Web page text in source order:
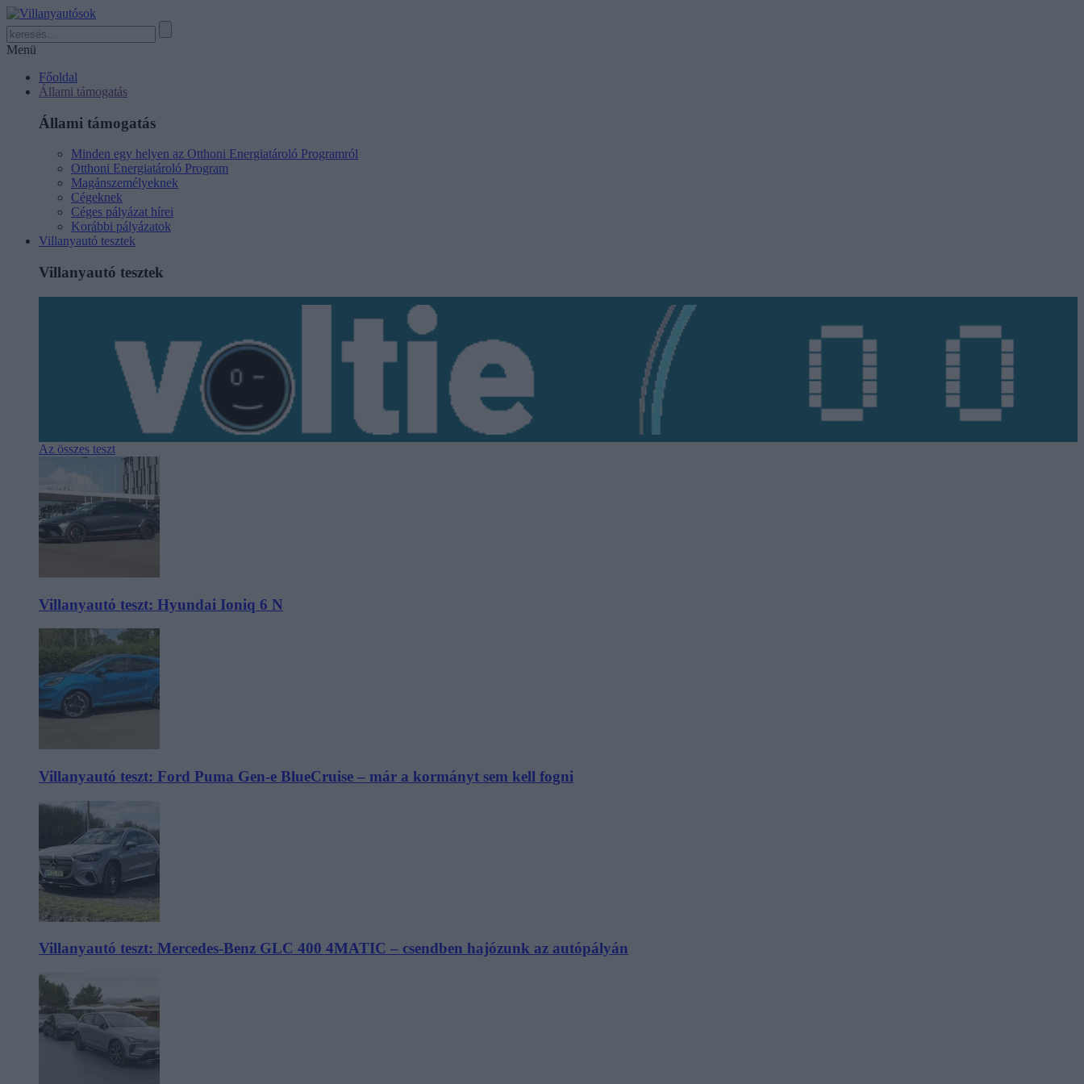
Menü
Főoldal
Állami támogatás
Állami támogatás
Minden egy helyen az Otthoni Energiatároló Programról
Otthoni Energiatároló Program
Magánszemélyeknek
Cégeknek
Céges pályázat hírei
Korábbi pályázatok
Villanyautó tesztek
Villanyautó tesztek
Az összes teszt
Villanyautó teszt: Hyundai Ioniq 6 N
Villanyautó teszt: Ford Puma Gen-e BlueCruise – már a kormányt sem kell fogni
Villanyautó teszt: Mercedes-Benz GLC 400 4MATIC – csendben hajózunk az autópályán